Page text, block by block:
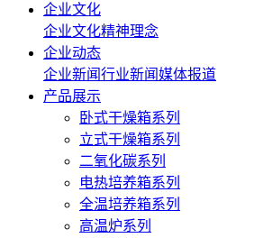
企业文化
企业文化精神理念
企业动态
企业新闻行业新闻媒体报道
产品展示
卧式干燥箱系列
立式干燥箱系列
二氧化碳系列
电热培养箱系列
全温培养箱系列
高温炉系列